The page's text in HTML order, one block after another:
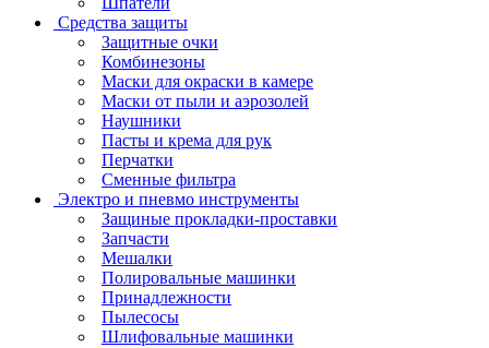
Средства защиты
Защитные очки
Комбинезоны
Маски для окраски в камере
Маски от пыли и аэрозолей
Наушники
Пасты и крема для рук
Перчатки
Сменные фильтра
Электро и пневмо инструменты
Защиные прокладки-проставки
Запчасти
Мешалки
Полировальные машинки
Принадлежности
Пылесосы
Шлифовальные машинки